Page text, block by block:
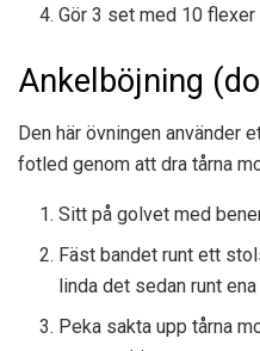
Gör 3 set med 10 flexer
Ankelböjning
Den här övningen använder
fotled genom att dra tårna
Sitt på golvet med
Fäst bandet runt ett
linda det sedan runt
Peka sakta upp tårna